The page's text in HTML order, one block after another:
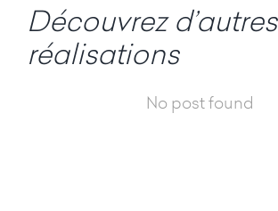
Découvrez d’autres
réalisations
No post found